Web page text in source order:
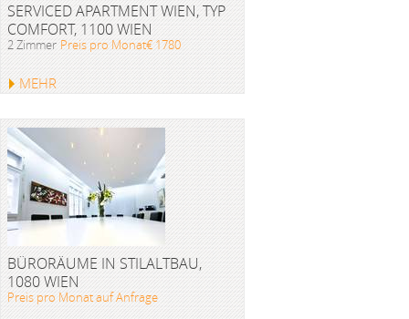
SERVICED APARTMENT WIEN, TYP
COMFORT, 1100 WIEN
2 Zimmer Preis pro Monat€ 1780
MEHR
BÜRORÄUME IN STILALTBAU,
1080 WIEN
Preis pro Monat auf Anfrage